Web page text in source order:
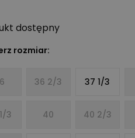
dostępny
rozmiar:
36 2/3 37 1/3
3 40 40 2/3